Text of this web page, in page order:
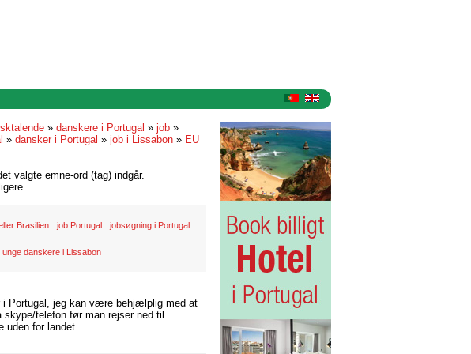
» danskere i Portugal » job »
» dansker i Portugal » job i Lissabon » EU
valgte emne-ord (tag) indgår.
Brasilien job Portugal jobsøgning i Portugal
unge danskere i Lissabon
Portugal, jeg kan være behjælplig med at
telefon før man rejser ned til
uden for landet...